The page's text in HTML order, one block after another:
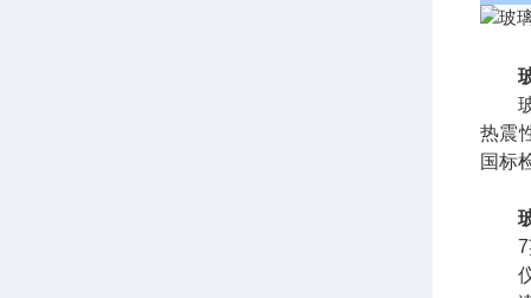
玻
热震
国标
7英
仪